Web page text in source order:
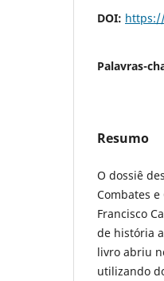
DOI:
Palavras-
Resumo
O dossiê
Combates
Francisco
de história
livro abriu
utilizando